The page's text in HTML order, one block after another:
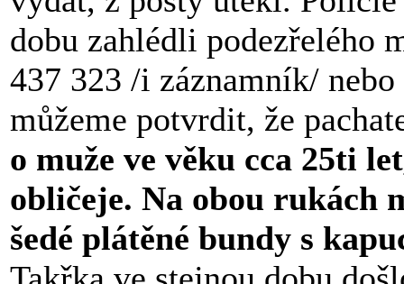
dobu zahlédli podezřelého
437 323 /i záznamník/
můžeme potvrdit, že
o muže ve věku cca 25ti
obličeje. Na obou rukách
šedé plátěné bundy s